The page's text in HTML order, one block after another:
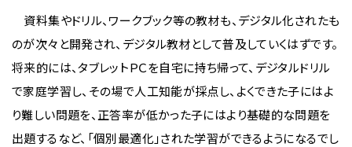
資料集やドリル、ワークブック等の教材も、デジタル化されたも
のが次々と開発され、デジタル教材として普及していくはずです。
将来的には、タブレットＰＣを自宅に持ち帰って、デジタルドリル
で家庭学習し、その場で人工知能が採点し、よくできた子にはよ
り難しい問題を、正答率が低かった子にはより基礎的な問題を
出題するなど、「個別最適化」された学習ができるようになるでし